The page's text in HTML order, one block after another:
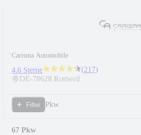
Carisma Automobile
4.6 Sterne (217)
DE-78628 Rottweil
Filter Pkw
67 Pkw